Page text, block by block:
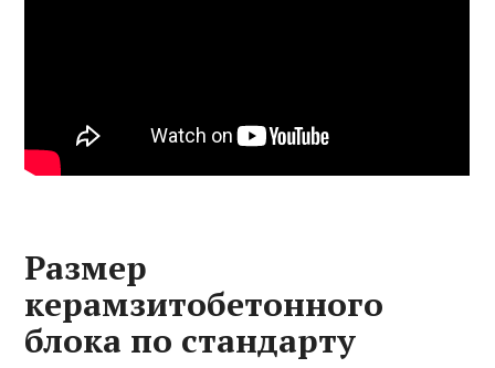
Размер
керамзитобетонного
блока по стандарту